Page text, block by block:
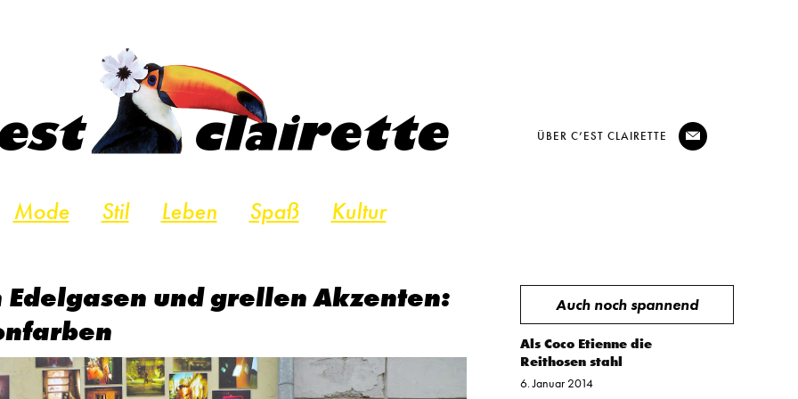
Mode Stil Leben Spaß Kultur
@
ÜBER C’EST CLAIRETTE
Edelgasen und grellen Akzenten:
Auch noch spannend
Als Coco Etienne die
Reithosen stahl
6. Januar 2014